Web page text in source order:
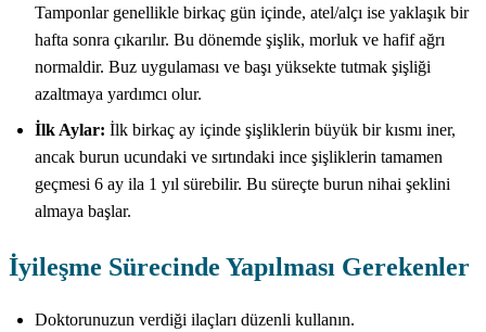
Tamponlar genellikle birkaç gün içinde, atel/alçı ise yaklaşık bir
hafta sonra çıkarılır. Bu dönemde şişlik, morluk ve hafif ağrı
normaldir. Buz uygulaması ve başı yüksekte tutmak şişliği
azaltmaya yardımcı olur.
İlk Aylar: İlk birkaç ay içinde şişliklerin büyük bir kısmı iner,
ancak burun ucundaki ve sırtındaki ince şişliklerin tamamen
geçmesi 6 ay ila 1 yıl sürebilir. Bu süreçte burun nihai şeklini
almaya başlar.
İyileşme Sürecinde Yapılması Gerekenler
Doktorunuzun verdiği ilaçları düzenli kullanın.